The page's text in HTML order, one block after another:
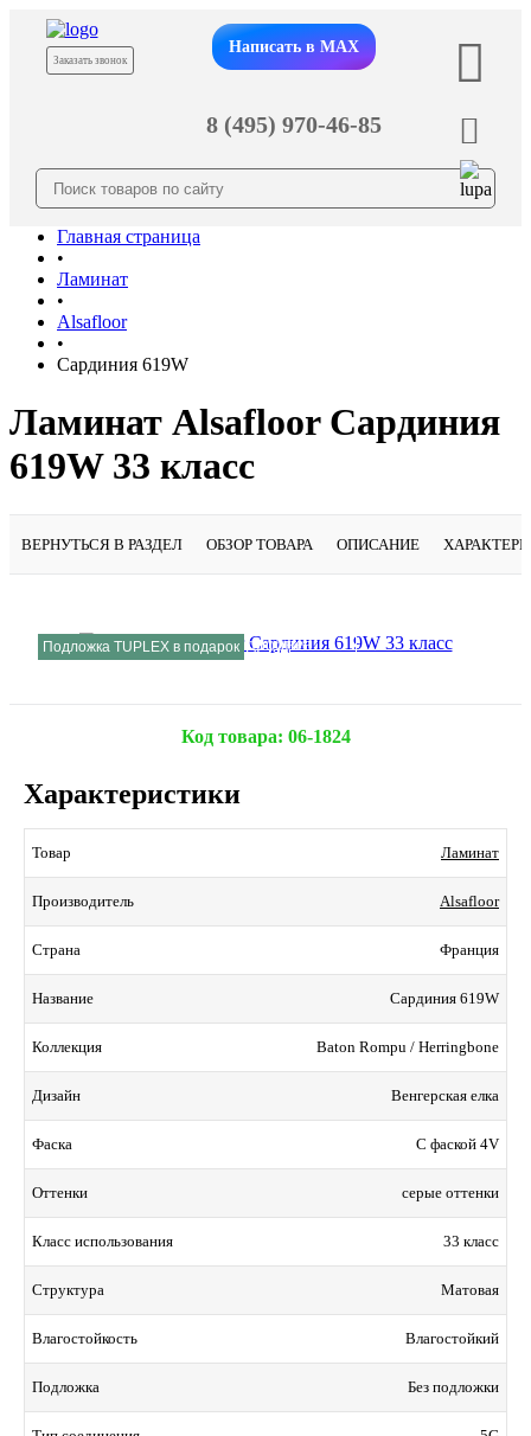
Заказать звонок
Написать в MAX
8 (495) 970-46-85
Главная страница
•
Ламинат
•
Alsafloor
•
Сардиния 619W
Ламинат Alsafloor Сардиния
619W 33 класс
ВЕРНУТЬСЯ В РАЗДЕЛ ОБЗОР ТОВАРА ОПИСАНИЕ
Подложка TUPLEX в подарокПодробнее
Код товара: 06-1824
Характеристики
Товар Ламинат
Производитель Alsafloor
Страна Франция
Название Сардиния 619W
Коллекция Baton Rompu / Herringbone
Дизайн Венгерская елка
Фаска С фаской 4V
Оттенки серые оттенки
Класс использования 33 класс
Структура Матовая
Влагостойкость Влагостойкий
Подложка Без подложки